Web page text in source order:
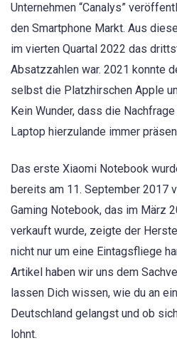
Unternehmen “Canalys”
den Smartphone Markt. Aus
im vierten Quartal 2022 das
Absatzzahlen war. 2021 konnte
selbst die Platzhirschen Apple
Kein Wunder, dass die
Laptop hierzulande immer
Das erste Xiaomi Notebook
bereits am 11. September 2017
Gaming Notebook, das im März
verkauft wurde, zeigte der
nicht nur um eine Eintagsfliege
Artikel haben wir uns dem
lassen Dich wissen, wie du an
Deutschland gelangst und ob
lohnt.